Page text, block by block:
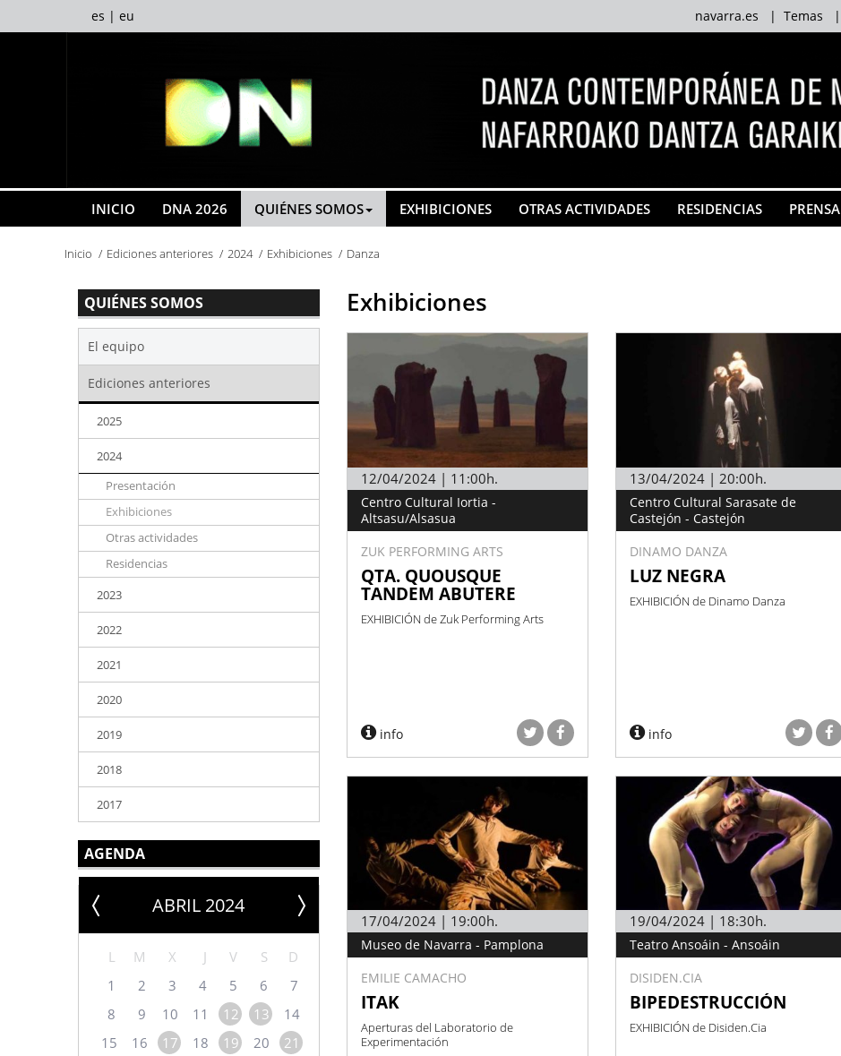
es | eu navarra.es | Temas |
INICIO DNA 2026 QUIÉNES SOMOS EXHIBICIONES OTRAS ACTIVIDADES RESIDENCIAS PRENSA
Inicio Ediciones anteriores 2024 Exhibiciones Danza
Exhibiciones
12/04/2024 | 11:00h.
Centro Cultural Iortia -
Altsasu/Alsasua
ZUK PERFORMING ARTS
QTA. QUOUSQUE
TANDEM ABUTERE
EXHIBICIÓN de Zuk Performing Arts
info
13/04/2024 | 20:00h.
Centro Cultural Sarasate de
Castejón - Castejón
DINAMO DANZA
LUZ NEGRA
EXHIBICIÓN de Dinamo Danza
info
17/04/2024 | 19:00h.
Museo de Navarra - Pamplona
EMILIE CAMACHO
ITAK
Aperturas del Laboratorio de
Experimentación
19/04/2024 | 18:30h.
Teatro Ansoáin - Ansoáin
DISIDEN.CIA
BIPEDESTRUCCIÓN
EXHIBICIÓN de Disiden.Cia
QUIÉNES SOMOS
El equipo
Ediciones anteriores
2025
2024
Presentación
Exhibiciones
Otras actividades
Residencias
2023
2022
2021
2020
2019
2018
2017
AGENDA
ABRIL 2024
L M X J V S
D
1
2 3 4 5 6
7
8
9 10 11 12 13
14
15
16 17 18 19 20
21